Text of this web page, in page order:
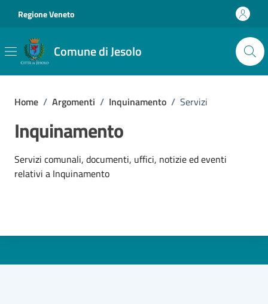
Regione Veneto
Comune di Jesolo
Home / Argomenti / Inquinamento / Servizi
Inquinamento
Dettagli dell'argomento
Servizi comunali, documenti, uffici, notizie ed eventi
relativi a Inquinamento